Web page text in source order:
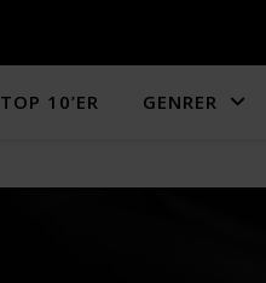
TOP 10’ER GENRER